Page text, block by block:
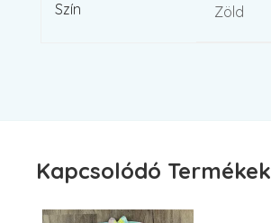
Szín Zöld
Kapcsolódó Termékek